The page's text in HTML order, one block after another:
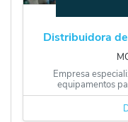
Distribuidora
Empresa
equipamentos